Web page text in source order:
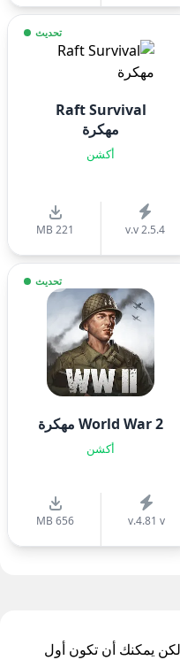
تحديث
Raft Survival
مهكرة
أكشن
v.v 2.5.4
221 MB
تحديث
World War 2 مهكرة
أكشن
v.4.81 v
656 MB
لكن يمكنك أن تكون أول